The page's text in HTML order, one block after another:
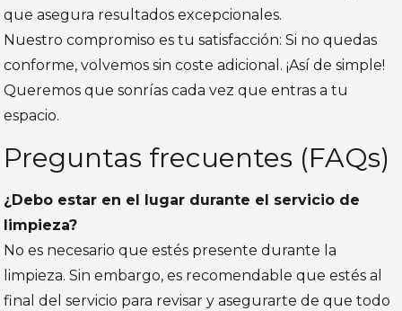
que asegura resultados excepcionales.
Nuestro compromiso es tu satisfacción: Si no quedas
conforme, volvemos sin coste adicional. ¡Así de simple!
Queremos que sonrías cada vez que entras a tu
espacio.
Preguntas frecuentes (FAQs)
¿Debo estar en el lugar durante el servicio de
limpieza?
No es necesario que estés presente durante la
limpieza. Sin embargo, es recomendable que estés al
final del servicio para revisar y asegurarte de que todo